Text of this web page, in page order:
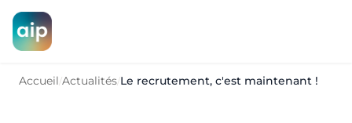
Accueil/Actualités/Le recrutement, c'est maintenant !